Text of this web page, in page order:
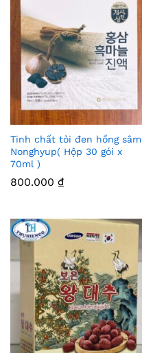
Thê
Thíc
h
Tinh chất tỏi đen hồng sâm
Nonghyup( Hộp 30 gói x
70ml )
800.000 ₫